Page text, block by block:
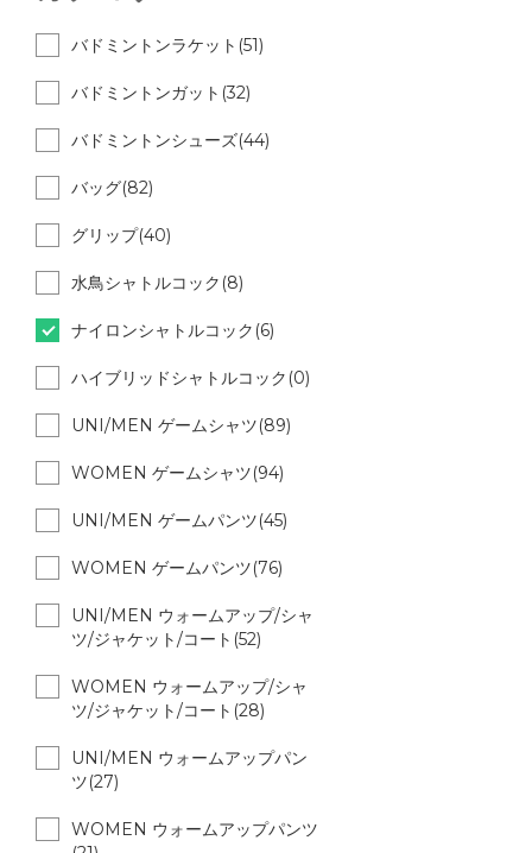
バドミントンラケット(51)
バドミントンガット(32)
バドミントンシューズ(44)
バッグ(82)
グリップ(40)
水鳥シャトルコック(8)
ナイロンシャトルコック(6)
ハイブリッドシャトルコック(0)
UNI/MEN ゲームシャツ(89)
WOMEN ゲームシャツ(94)
UNI/MEN ゲームパンツ(45)
WOMEN ゲームパンツ(76)
UNI/MEN ウォームアップ/シャ
ツ/ジャケット/コート(52)
WOMEN ウォームアップ/シャ
ツ/ジャケット/コート(28)
UNI/MEN ウォームアップパン
ツ(27)
WOMEN ウォームアップパンツ